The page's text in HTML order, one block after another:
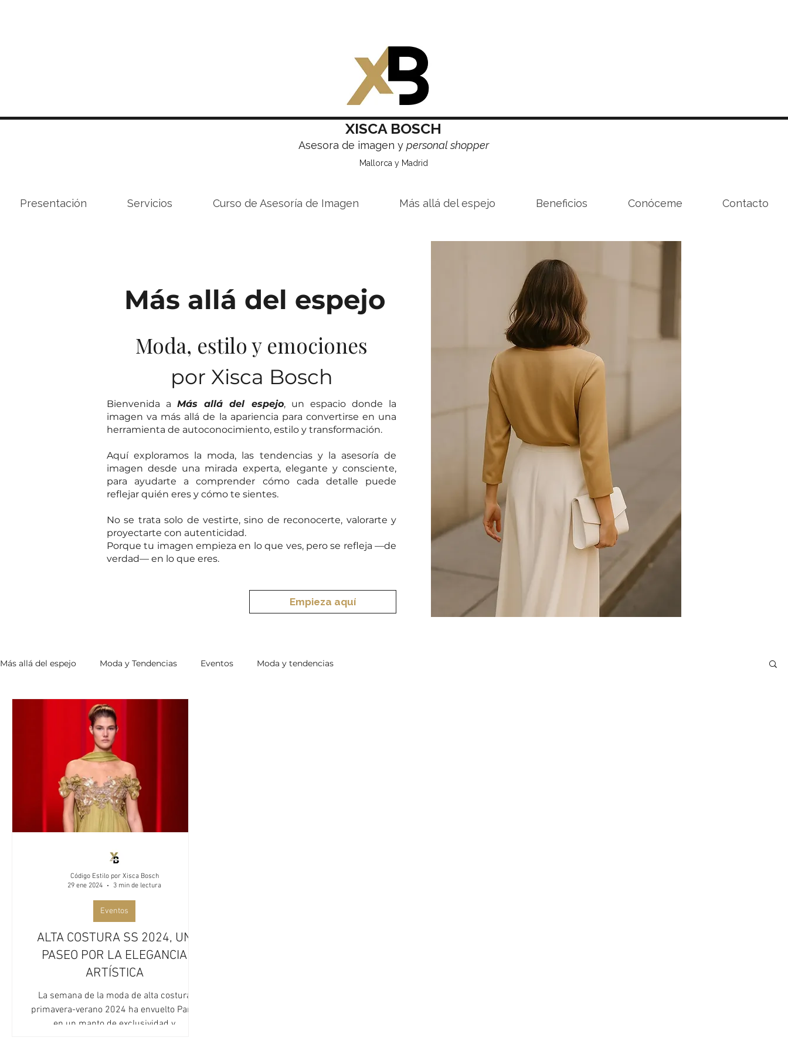
Presentación Servicios Curso de Asesoría de Imagen Más allá del espejo Beneficios Conóceme Contacto
XISCA BOSCH
Asesora de imagen y personal shopper
Mallorca y Madrid
Moda, estilo y emociones
por Xisca Bosch
Bienvenida aMás allá del espejo, un espacio donde la
imagen va más allá de la apariencia para convertirse en una
herramienta de autoconocimiento, estilo y transformación.
Aquí exploramos la moda, las tendencias y la asesoría de
imagen desde una mirada experta, elegante y consciente,
para ayudarte a comprender cómo cada detalle puede
reflejar quién eres y cómo te sientes.
No se trata solo de vestirte, sino de reconocerte, valorarte y
proyectarte con autenticidad.
Porque tu imagen empieza en lo que ves, pero se refleja —de
verdad— en lo que eres.
Empieza aquí
Más allá del espejo
Más allá del espejo Moda y Tendencias Eventos Moda y tendencias
ALTA COSTURA SS 2024, UN
PASEO POR LA ELEGANCIA
ARTÍSTICA
La semana de la moda de alta costura
primavera-verano 2024 ha envuelto París
en un manto de exclusividad y
Eventos
Código Estilo por Xisca Bosch
29 ene 2024
3 min de lectura